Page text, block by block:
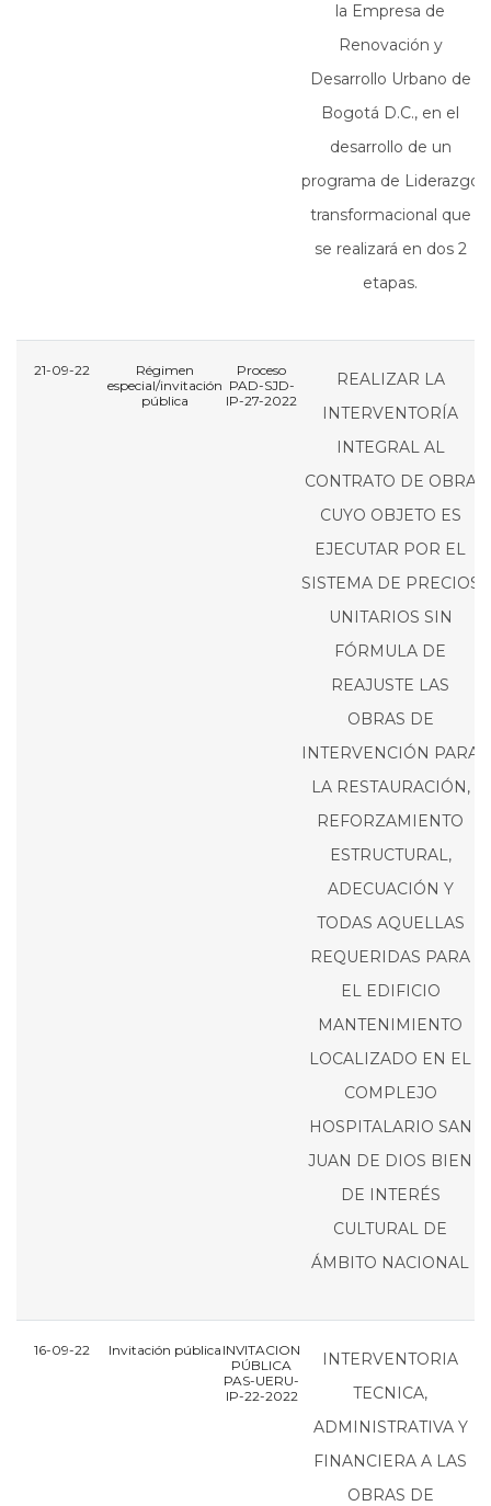
la Empresa de
Renovación y
Desarrollo Urbano de
Bogotá D.C., en el
desarrollo de un
programa de Liderazgo
transformacional que
se realizará en dos 2
etapas.
21-09-22
Régimen
especial/invitación
pública
Proceso
PAD-SJD-
IP-27-2022
REALIZAR LA
INTERVENTORÍA
INTEGRAL AL
CONTRATO DE OBRA
CUYO OBJETO ES
EJECUTAR POR EL
SISTEMA DE PRECIOS
UNITARIOS SIN
FÓRMULA DE
REAJUSTE LAS
OBRAS DE
INTERVENCIÓN PARA
LA RESTAURACIÓN,
REFORZAMIENTO
ESTRUCTURAL,
ADECUACIÓN Y
TODAS AQUELLAS
REQUERIDAS PARA
EL EDIFICIO
MANTENIMIENTO
LOCALIZADO EN EL
COMPLEJO
HOSPITALARIO SAN
JUAN DE DIOS BIEN
DE INTERÉS
CULTURAL DE
ÁMBITO NACIONAL
16-09-22 Invitación pública INVITACION
PÚBLICA
PAS-UERU-
IP-22-2022
INTERVENTORIA
TECNICA,
ADMINISTRATIVA Y
FINANCIERA A LAS
OBRAS DE